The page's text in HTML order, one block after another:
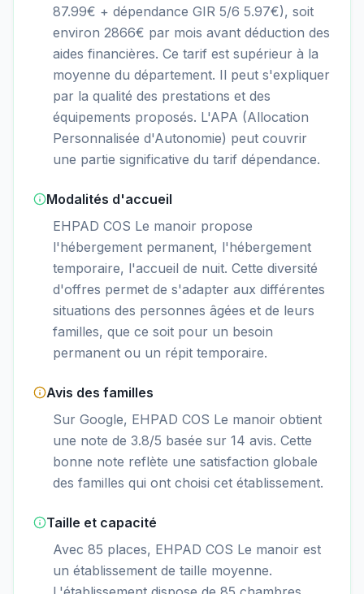
87.99€ + dépendance GIR 5/6 5.97€), soit
environ 2866€ par mois avant déduction des
aides financières. Ce tarif est supérieur à la
moyenne du département. Il peut s'expliquer
par la qualité des prestations et des
équipements proposés. L'APA (Allocation
Personnalisée d'Autonomie) peut couvrir
une partie significative du tarif dépendance.
Modalités d'accueil
EHPAD COS Le manoir propose
l'hébergement permanent, l'hébergement
temporaire, l'accueil de nuit. Cette diversité
d'offres permet de s'adapter aux différentes
situations des personnes âgées et de leurs
familles, que ce soit pour un besoin
permanent ou un répit temporaire.
Avis des familles
Sur Google, EHPAD COS Le manoir obtient
une note de 3.8/5 basée sur 14 avis. Cette
bonne note reflète une satisfaction globale
des familles qui ont choisi cet établissement.
Taille et capacité
Avec 85 places, EHPAD COS Le manoir est
un établissement de taille moyenne.